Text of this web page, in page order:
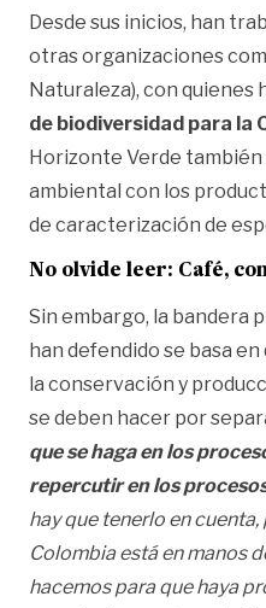
Desde sus inicios, han
otras organizaciones
Naturaleza), con quienes
de biodiversidad para la
Horizonte Verde
ambiental con los
de caracterización de
No olvide leer: Café,
Sin embargo, la bandera
han defendido se basa en
la conservación y
se deben hacer por
que se haga en los
repercutir en los
hay que tenerlo en
Colombia está en manos
hacemos para que haya